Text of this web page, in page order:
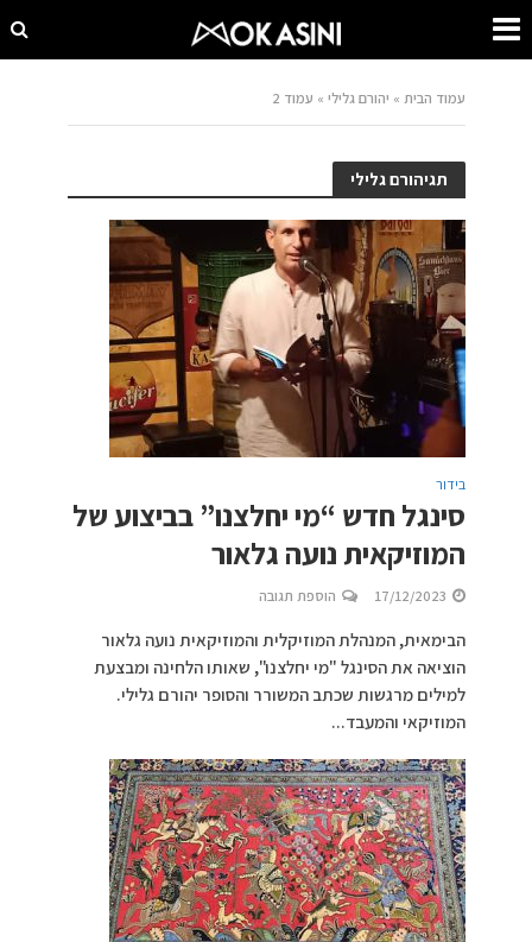
עמוד הבית » יהורם גלילי » עמוד 2
תגיהורם גלילי
בידור
סינגל חדש “מי יחלצנו” בביצוע של
המוזיקאית נועה גלאור
17/12/2023 הוספת תגובה
הבימאית, המנהלת המוזיקלית והמוזיקאית נועה גלאור
הוציאה את הסינגל "מי יחלצנו", שאותו הלחינה ומבצעת
למילים מרגשות שכתב המשורר והסופר יהורם גלילי.
המוזיקאי והמעבד...